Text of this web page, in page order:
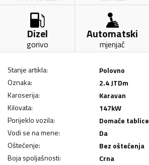
Dizel
gorivo
Automatski
mjenjač
Stanje artikla:
Polovno
Oznaka:
2.4 JTDm
Karoserija:
Karavan
Kilovata: 147kW
Porijeklo vozila:
Domaće tablice
Vodi se na mene:
Da
Oštećenje:
Bez oštećenja
Boja spoljašnosti:
Crna